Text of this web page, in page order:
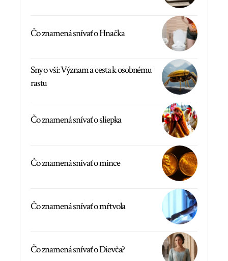
Čo znamená snívať o Hnačka
Sny o vši: Význam a cesta k osobnému
rastu
Čo znamená snívať o sliepka
Čo znamená snívať o mince
Čo znamená snívať o mŕtvola
Čo znamená snívať o Dievča?